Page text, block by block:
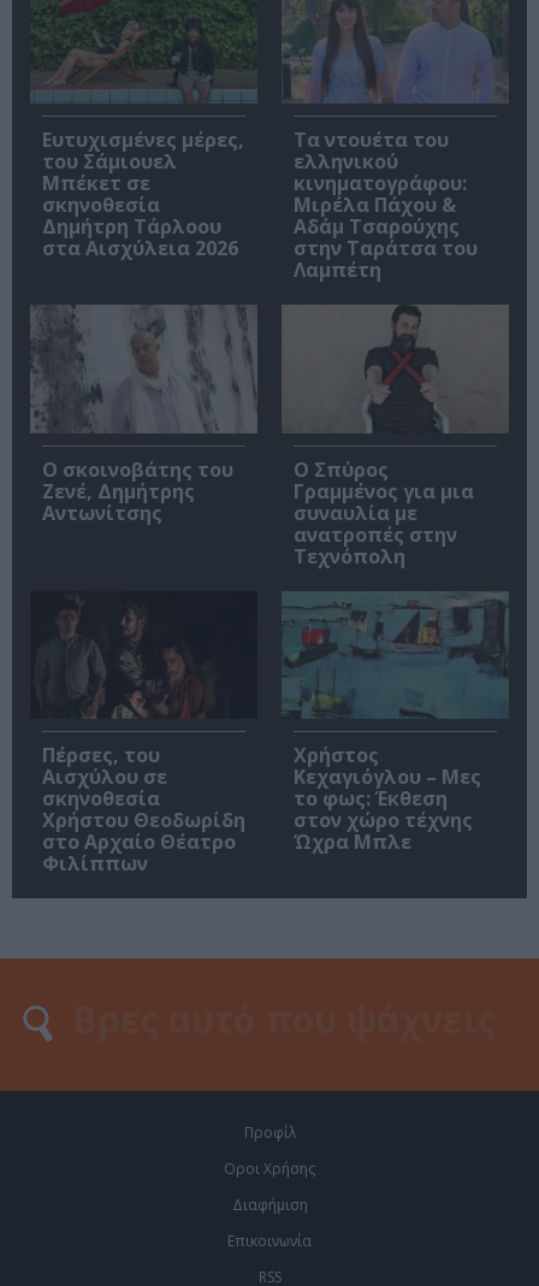
Ευτυχισμένες μέρες,
του Σάμιουελ
Μπέκετ σε
σκηνοθεσία
Δημήτρη Τάρλοου
στα Αισχύλεια 2026
Τα ντουέτα του
ελληνικού
κινηματογράφου:
Μιρέλα Πάχου &
Αδάμ Τσαρούχης
στην Ταράτσα του
Λαμπέτη
Ο σκοινοβάτης του
Ζενέ, Δημήτρης
Αντωνίτσης
Ο Σπύρος
Γραμμένος για μια
συναυλία με
ανατροπές στην
Τεχνόπολη
Πέρσες, του
Αισχύλου σε
σκηνοθεσία
Χρήστου Θεοδωρίδη
στο Αρχαίο Θέατρο
Φιλίππων
Χρήστος
Κεχαγιόγλου – Μες
το φως: Έκθεση
στον χώρο τέχνης
Ώχρα Μπλε
Προφίλ
Οροι Χρήσης
Διαφήμιση
Επικοινωνία
RSS